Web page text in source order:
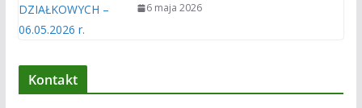
6 maja 2026
Kontakt